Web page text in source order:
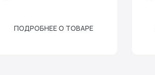
ПОДРОБНЕЕ О ТОВАРЕ